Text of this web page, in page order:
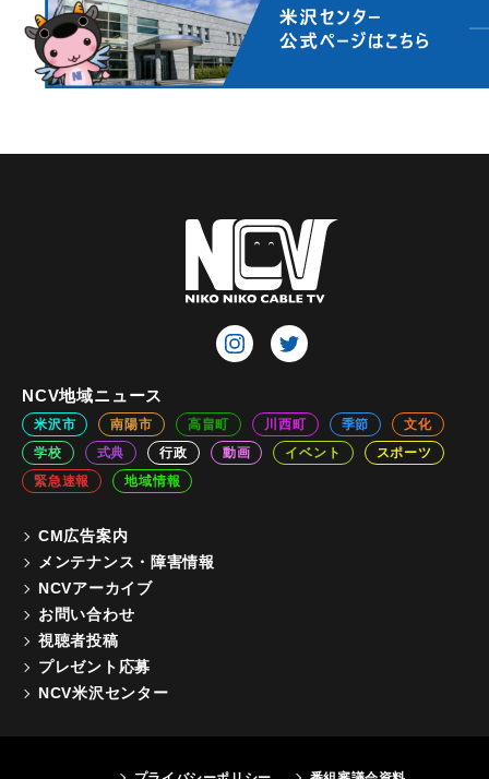
NCV地域ニュース
米沢市 南陽市 高畠町 川西町 季節
文化
学校
式典 行政 動画 イベント
スポーツ
緊急速報
地域情報
CM広告案内
メンテナンス・障害情報
NCVアーカイブ
お問い合わせ
視聴者投稿
プレゼント応募
NCV米沢センター